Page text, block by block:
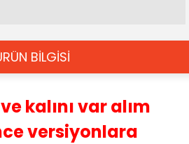
BİLGİSİ
kalını var alım
versiyonlara